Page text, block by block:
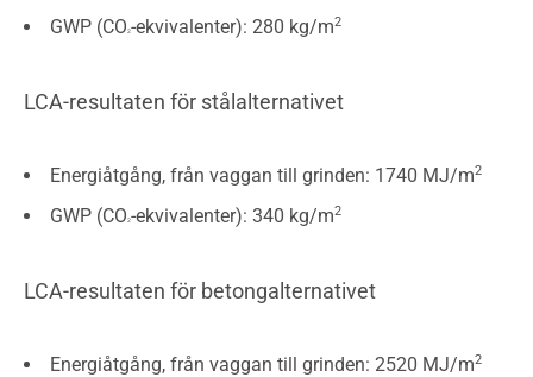
GWP (CO2-ekvivalenter): 280 kg/m2
LCA-resultaten för stålalternativet
Energiåtgång, från vaggan till grinden: 1740 MJ/m2
GWP (CO2-ekvivalenter): 340 kg/m2
LCA-resultaten för betongalternativet
Energiåtgång, från vaggan till grinden: 2520 MJ/m2